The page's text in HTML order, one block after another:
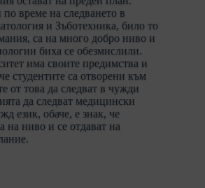
време на следването в
и Зъботехника, било то
са на много добро ниво и
биха се обезмислили.
има своите предимства и
студентите са отворени към
от това да следват в чужди
да следват медицински
език, обаче, е знак, че
на ниво и се отдават на